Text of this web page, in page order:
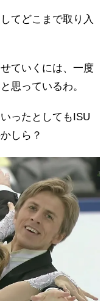
てどこまで取り入
ていくには、一度
思っているわ。
ったとしてもISU
しら？